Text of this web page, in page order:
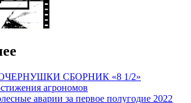
СБОРНИК «8 1/2»
агрономов
аварии за первое полугодие 2022